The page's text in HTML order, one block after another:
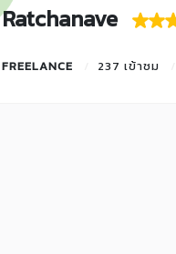
Ratchanave
FREELANCE 237 เข้าชม